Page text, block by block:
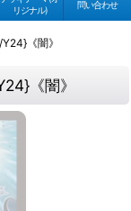
リジナル)
問い合わせ
《闇》
《闇》